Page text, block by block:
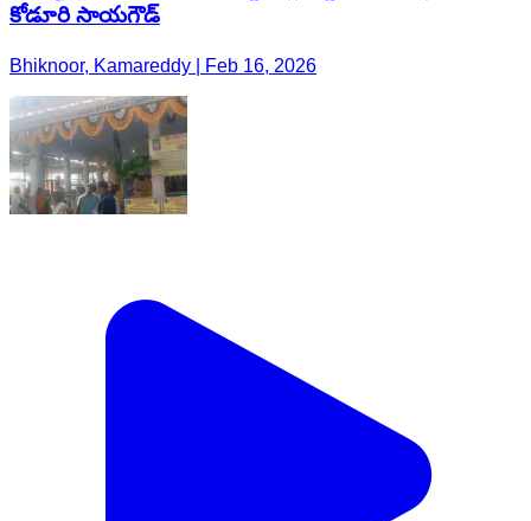
కోడూరి సాయగౌడ్
Bhiknoor, Kamareddy | Feb 16, 2026